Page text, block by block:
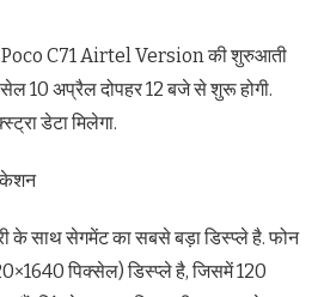
Poco C71 Airtel Version की शुरुआती
10 अप्रैल दोपहर 12 बजे से शुरू होगी.
डेटा मिलेगा.
के साथ सेगमेंट का सबसे बड़ा डिस्प्ले है. फोन
पिक्सेल) डिस्प्ले है, जिसमें 120